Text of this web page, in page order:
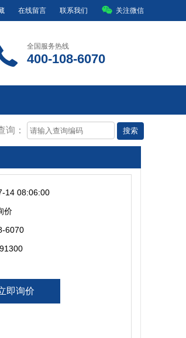
在线留言 联系我们 关注微信
全国服务热线
400-108-6070
询：
14 08:06:00
价
6070
即询价